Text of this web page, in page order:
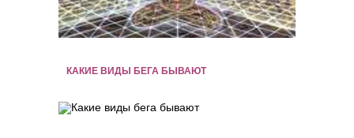
КАКИЕ ВИДЫ БЕГА БЫВАЮТ